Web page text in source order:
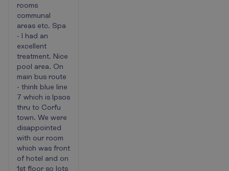
rooms
communal
areas etc. Spa
- I had an
excellent
treatment. Nice
pool area. On
main bus route
- think blue line
7 which is Ipsos
thru to Corfu
town. We were
disappointed
with our room
which was front
of hotel and on
1st floor so lots